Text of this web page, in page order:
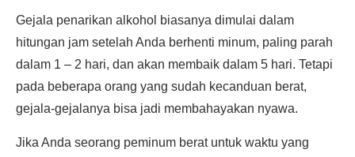
Gejala penarikan alkohol biasanya dimulai dalam
hitungan jam setelah Anda berhenti minum, paling parah
dalam 1 – 2 hari, dan akan membaik dalam 5 hari. Tetapi
pada beberapa orang yang sudah kecanduan berat,
gejala-gejalanya bisa jadi membahayakan nyawa.
Jika Anda seorang peminum berat untuk waktu yang